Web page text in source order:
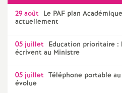
29 août Le PAF plan
actuellement
05 juillet Education prioritaire :
écrivent au Ministre
05 juillet Téléphone portable
évolue